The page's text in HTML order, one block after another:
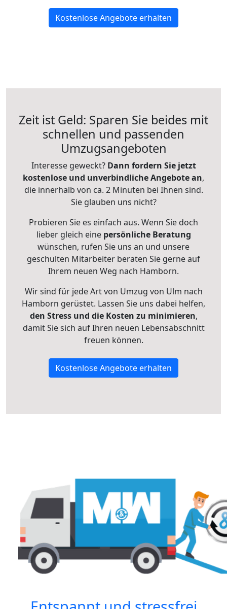
Kostenlose Angebote erhalten
Zeit ist Geld: Sparen Sie beides mit
schnellen und passenden
Umzugsangeboten
Interesse geweckt? Dann fordern Sie jetzt
kostenlose und unverbindliche Angebote an,
die innerhalb von ca. 2 Minuten bei Ihnen sind.
Sie glauben uns nicht?
Probieren Sie es einfach aus. Wenn Sie doch
lieber gleich eine persönliche Beratung
wünschen, rufen Sie uns an und unsere
geschulten Mitarbeiter beraten Sie gerne auf
Ihrem neuen Weg nach Hamborn.
Wir sind für jede Art von Umzug von Ulm nach
Hamborn gerüstet. Lassen Sie uns dabei helfen,
den Stress und die Kosten zu minimieren,
damit Sie sich auf Ihren neuen Lebensabschnitt
freuen können.
Kostenlose Angebote erhalten